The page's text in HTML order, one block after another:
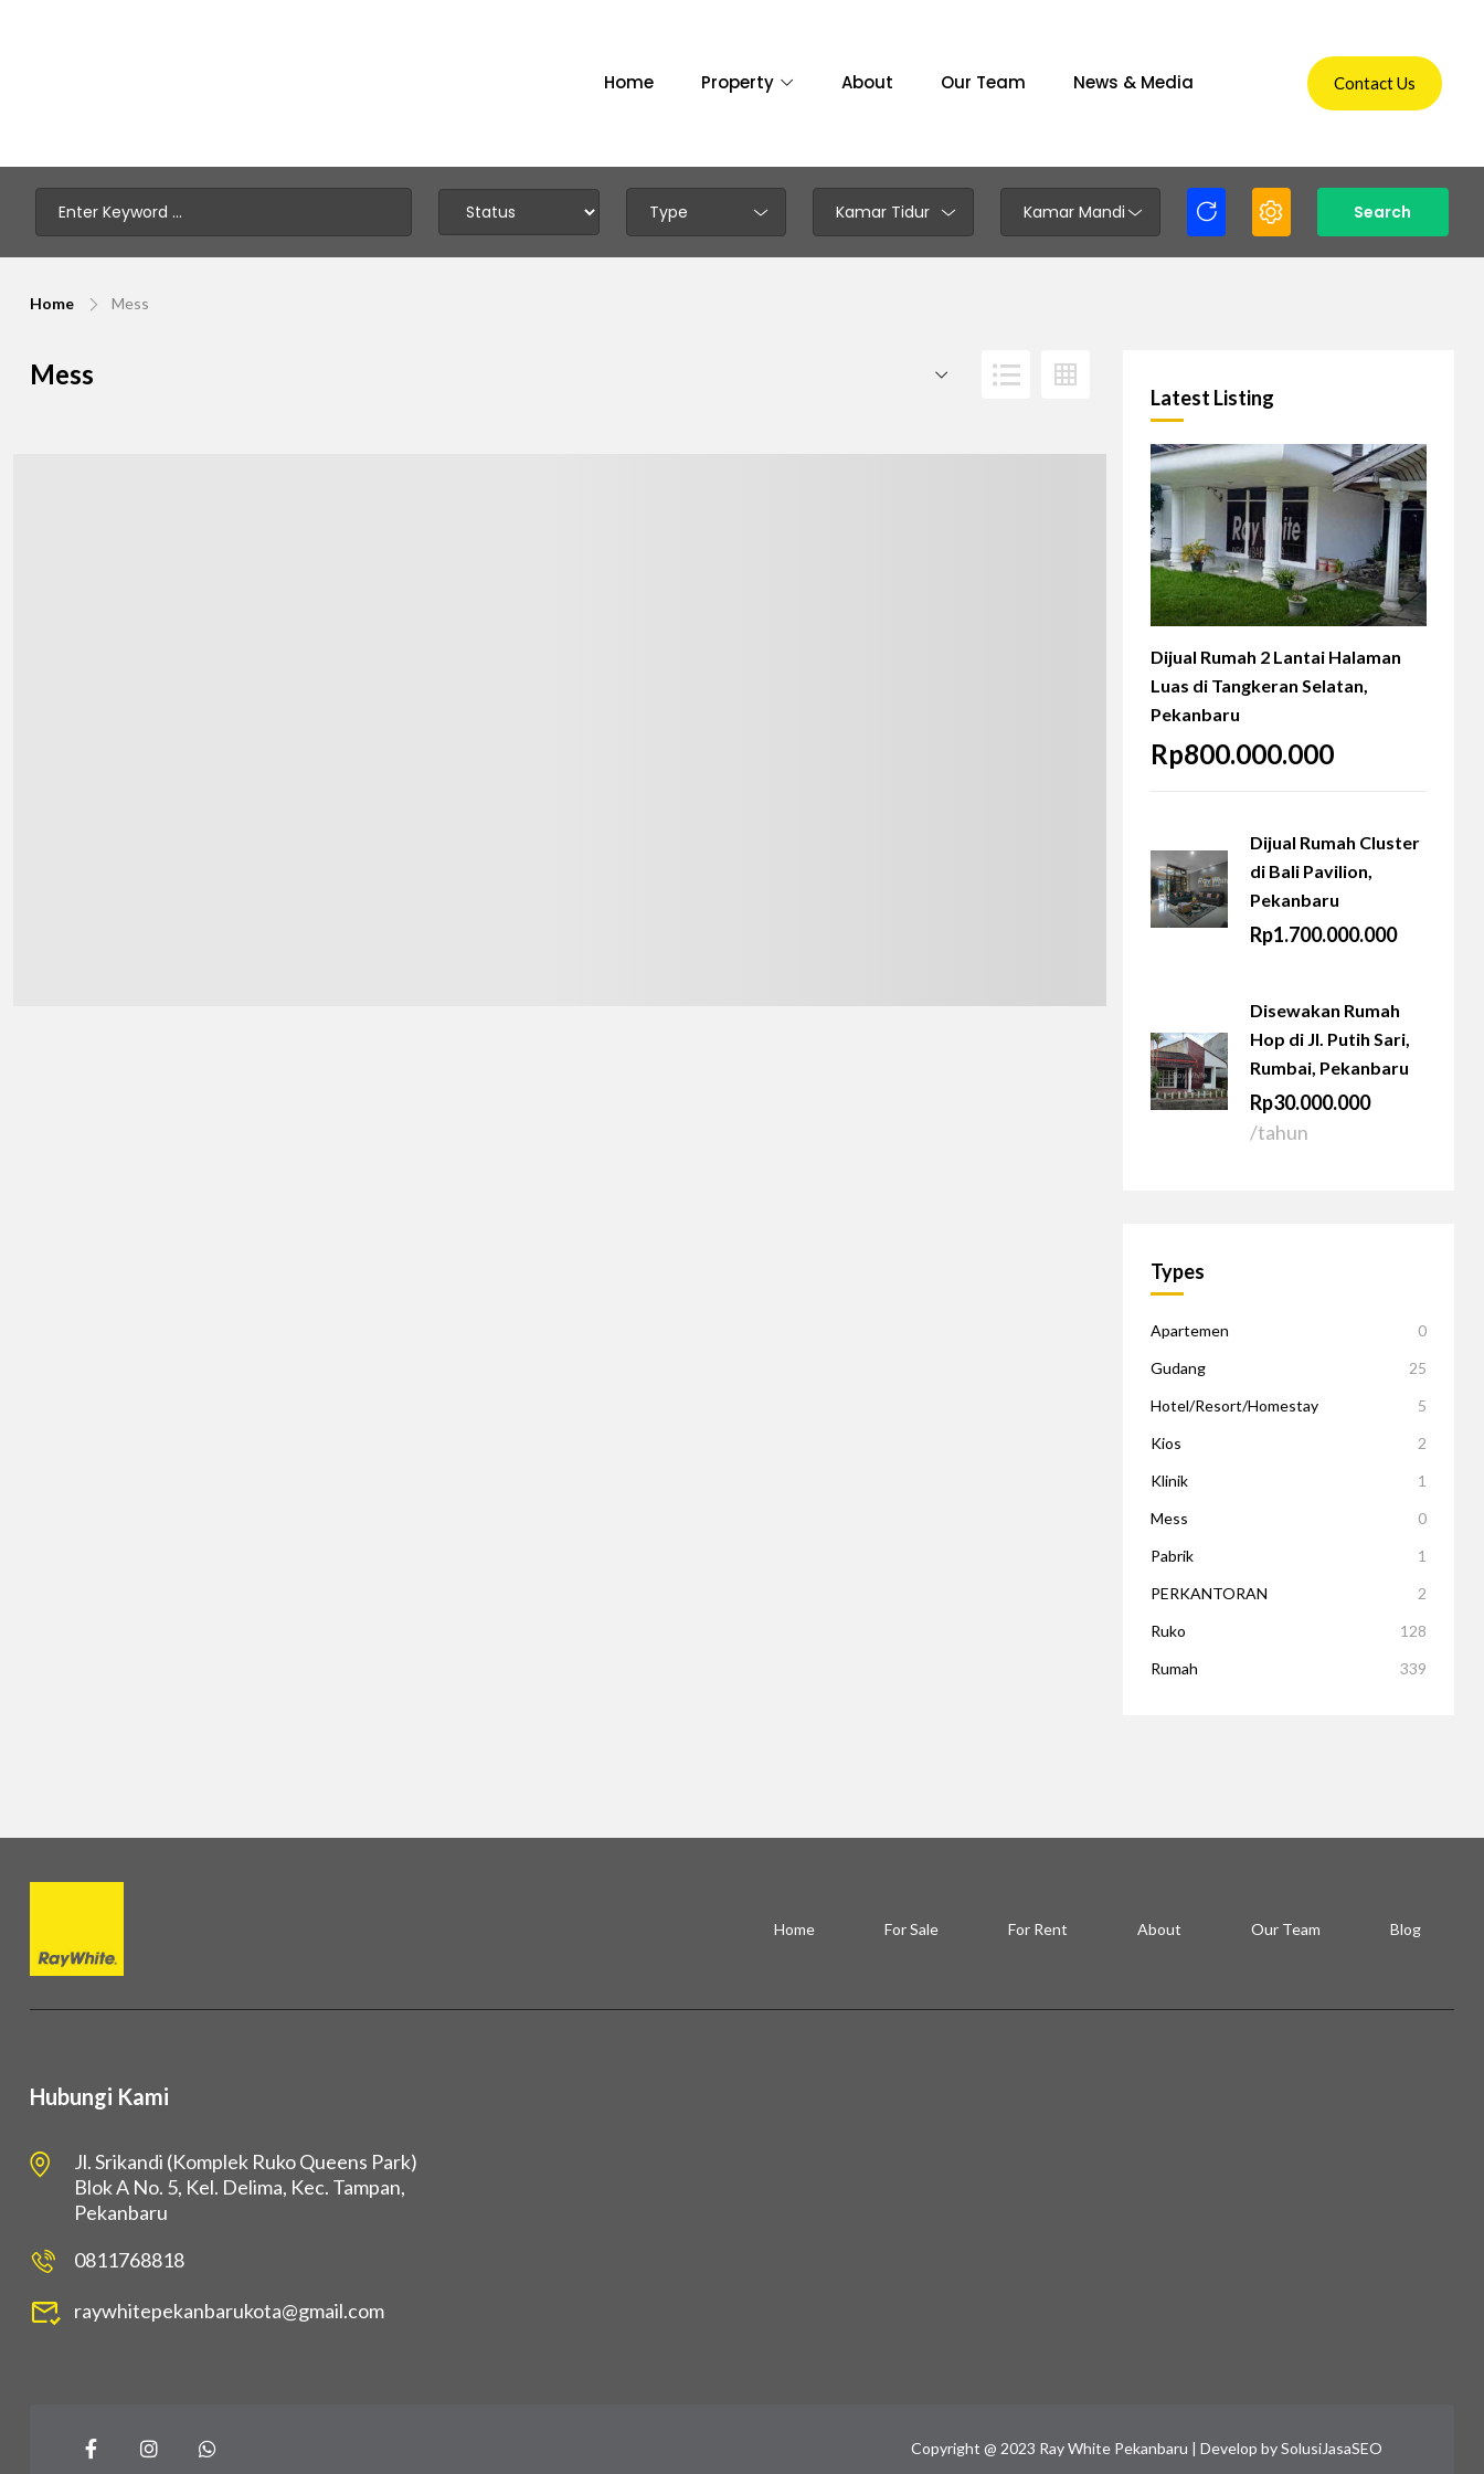
Home Property About Our Team News & Media Contact Us
Type Kamar Tidur Kamar Mandi Search
Home Mess
Mess
Latest Listing
Dijual Rumah 2 Lantai Halaman
Luas di Tangkeran Selatan,
Pekanbaru
Rp800.000.000
Dijual Rumah Cluster
di Bali Pavilion,
Pekanbaru
Rp1.700.000.000
Disewakan Rumah
Hop di Jl. Putih Sari,
Rumbai, Pekanbaru
Rp30.000.000
/tahun
Types
Apartemen
0
Gudang
25
Hotel/Resort/Homestay
5
Kios
2
Klinik
1
Mess
0
Pabrik
1
PERKANTORAN
2
Ruko
128
Rumah
339
Home For Sale For Rent About Our Team Blog
Hubungi Kami
Jl. Srikandi (Komplek Ruko Queens Park)
Blok A No. 5, Kel. Delima, Kec. Tampan,
Pekanbaru
0811768818
raywhitepekanbarukota@gmail.com
Copyright @ 2023 Ray White Pekanbaru | Develop bySolusiJasaSEO